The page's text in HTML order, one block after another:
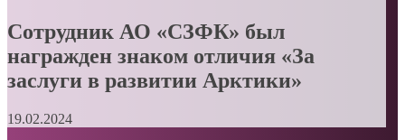
Сотрудник АО «СЗФК» был
награжден знаком отличия «За
заслуги в развитии Арктики»
19.02.2024